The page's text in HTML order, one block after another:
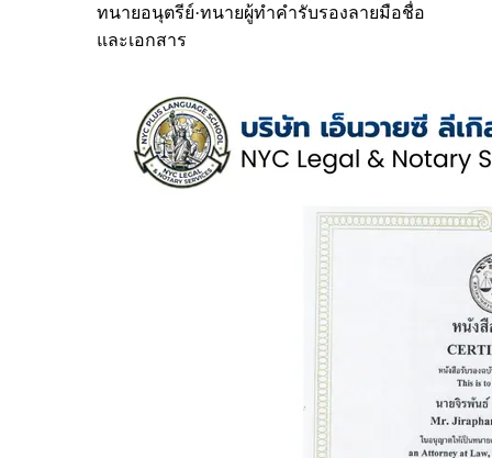
ทนายอนุตรีย์·ทนายผู้ทำคำรับรองลายมือชื่อ
และเอกสาร